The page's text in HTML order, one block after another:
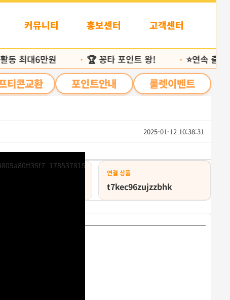
커뮤니티 홍보센터 고객센터
최대6만원 🏆 꽁타 포인트 왕! ⭐️연속 출석
티콘교환 포인트안내 룰렛이벤트
2025-01-12 10:38:31
록
연결 상품
t7kec96zujzzbhk